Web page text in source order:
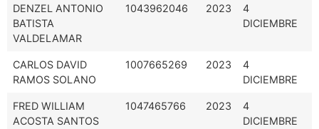
DENZEL ANTONIO
BATISTA
VALDELAMAR
1043962046 2023
4
DICIEMBRE
CARLOS DAVID
RAMOS SOLANO
1007665269 2023
4
DICIEMBRE
FRED WILLIAM
ACOSTA SANTOS
1047465766 2023
4
DICIEMBRE